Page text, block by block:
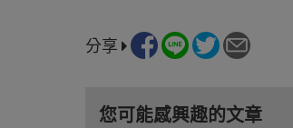
分享
您可能感興趣的文章